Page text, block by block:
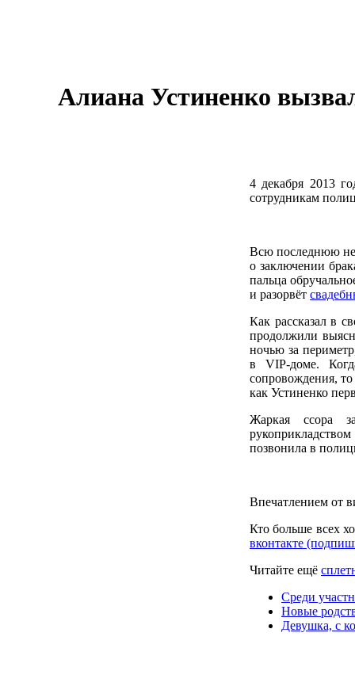
Алиана Устиненко
4 декабря 2013
сотрудникам
Всю последнюю
о заключении
пальца
и разорвёт
Как рассказал в
продолжили
ночью за
в VIP-доме.
сопровождения, то
как Устиненко
Жаркая ссора
позвонила в
Впечатлением от
Кто больше всех
вконтакте
Читайте ещё
Среди
Новые
Девушка, с